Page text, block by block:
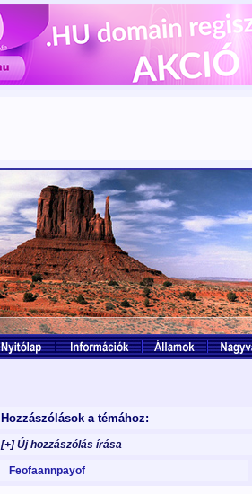
Hozzászólások a témához:
[+] Új hozzászólás írása
Feofaannpayof